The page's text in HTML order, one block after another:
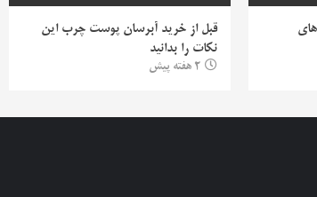
قبل از خرید آبرسان پوست چرب این
نکات را بدانید
2 هفته پیش